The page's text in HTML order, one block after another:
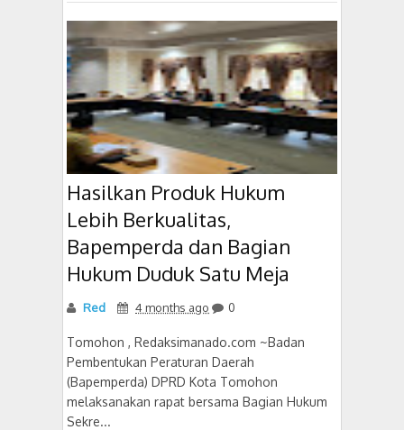
Hasilkan Produk Hukum
Lebih Berkualitas,
Bapemperda dan Bagian
Hukum Duduk Satu Meja
Red 4 months ago 0
Tomohon , Redaksimanado.com ~Badan
Pembentukan Peraturan Daerah
(Bapemperda) DPRD Kota Tomohon
melaksanakan rapat bersama Bagian Hukum
Sekre...